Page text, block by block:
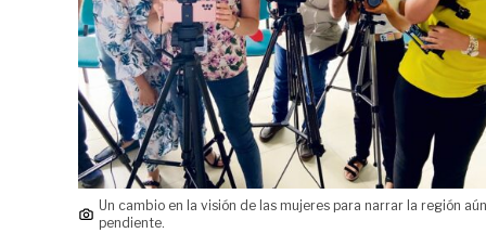
Un cambio en la visión de las mujeres para narrar la región
pendiente.